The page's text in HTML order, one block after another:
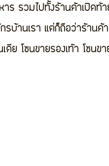
ร รวมไปทั้งร้านค้าเปิดท้
บ้านเรา แต่ก็ถือว่าร้าน
เดีย โซนขายรองเท้า โซน